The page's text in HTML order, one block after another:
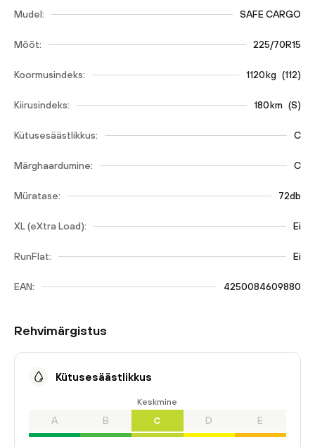
Mudel: SAFE CARGO
Mõõt: 225/70R15
Koormusindeks: 1120kg (112)
Kiirusindeks: 180km (S)
Kütusesäästlikkus: C
Märghaardumine: C
Müratase: 72db
XL (eXtra Load): Ei
RunFlat: Ei
EAN: 4250084609880
Rehvimärgistus
Kütusesäästlikkus
A B
Keskmine
C D E